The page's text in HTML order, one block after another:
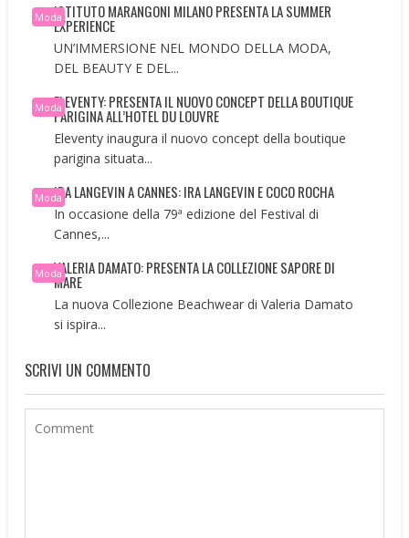
ModaISTITUTO MARANGONI MILANO PRESENTA LA SUMMER
EXPERIENCE
UN’IMMERSIONE NEL MONDO DELLA MODA,
DEL BEAUTY E DEL...
ModaELEVENTY: PRESENTA IL NUOVO CONCEPT DELLA BOUTIQUE
PARIGINA ALL’HOTEL DU LOUVRE
Eleventy inaugura il nuovo concept della boutique
parigina situata...
ModaIRA LANGEVIN A CANNES: IRA LANGEVIN E COCO ROCHA
In occasione della 79ª edizione del Festival di
Cannes,...
ModaVALERIA DAMATO: PRESENTA LA COLLEZIONE SAPORE DI
MARE
La nuova Collezione Beachwear di Valeria Damato
si ispira...
SCRIVI UN COMMENTO